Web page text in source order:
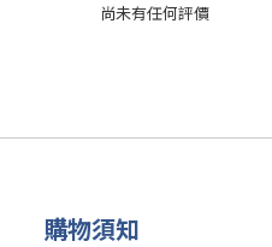
尚未有任何評價
購物須知